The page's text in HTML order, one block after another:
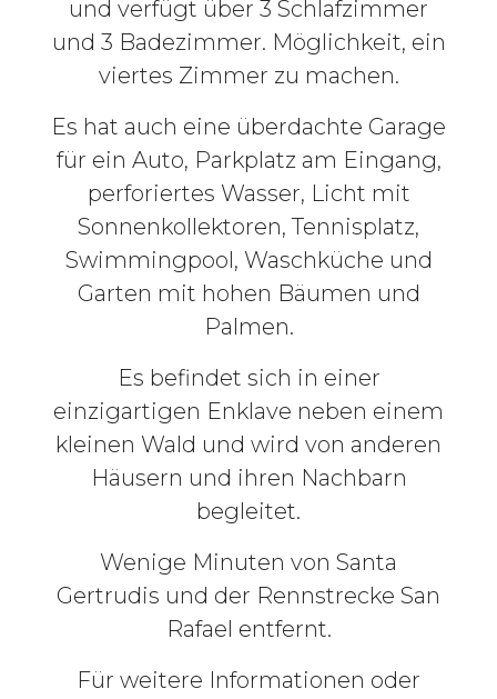
und verfügt über 3 Schlafzimmer
und 3 Badezimmer. Möglichkeit, ein
viertes Zimmer zu machen.
Es hat auch eine überdachte Garage
für ein Auto, Parkplatz am Eingang,
perforiertes Wasser, Licht mit
Sonnenkollektoren, Tennisplatz,
Swimmingpool, Waschküche und
Garten mit hohen Bäumen und
Palmen.
Es befindet sich in einer
einzigartigen Enklave neben einem
kleinen Wald und wird von anderen
Häusern und ihren Nachbarn
begleitet.
Wenige Minuten von Santa
Gertrudis und der Rennstrecke San
Rafael entfernt.
Für weitere Informationen oder